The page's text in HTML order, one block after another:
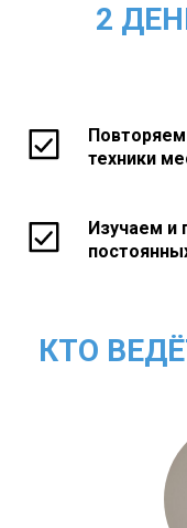
2
техники
Изучаем и
КТО